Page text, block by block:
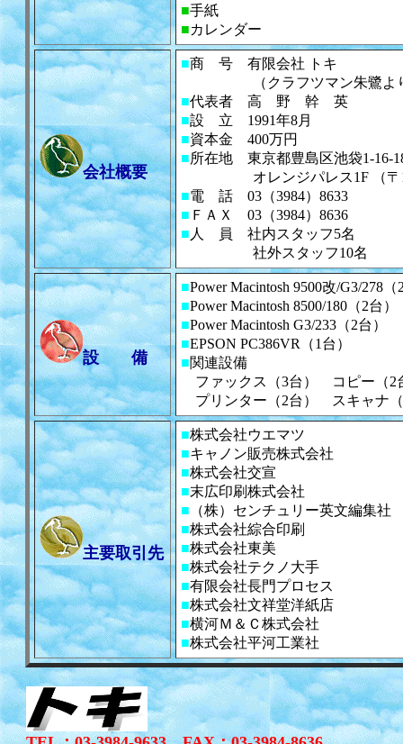
■手紙
■カレンダー
会社概要
■商 号 有限会社 トキ
（クラフツマン朱鷺より
■代表者 高 野 幹 英
■設 立 1991年8月
■資本金 400万円
■所在地 東京都豊島区池袋1-16-
オレンジパレス1F （〒
■電 話 03（3984）8633
■ ＦＡＸ 03（3984）8636
■ 人 員 社内スタッフ5名
社外スタッフ10名
設 備
■Power Macintosh 9500改/G3/278（
■Power Macintosh 8500/180（2台）
■Power Macintosh G3/233（2台）
■EPSON PC386VR（1台）
■関連設備
ファックス（3台） コピー（2
プリンター（2台） スキャナ（
主要取引先
■株式会社ウエマツ
■キャノン販売株式会社
■株式会社交宣
■末広印刷株式会社
■ （株）センチュリー英文編集社
■株式会社綜合印刷
■株式会社東美
■株式会社テクノ大手
■有限会社長門プロセス
■株式会社文祥堂洋紙店
■横河Ｍ＆Ｃ株式会社
■株式会社平河工業社